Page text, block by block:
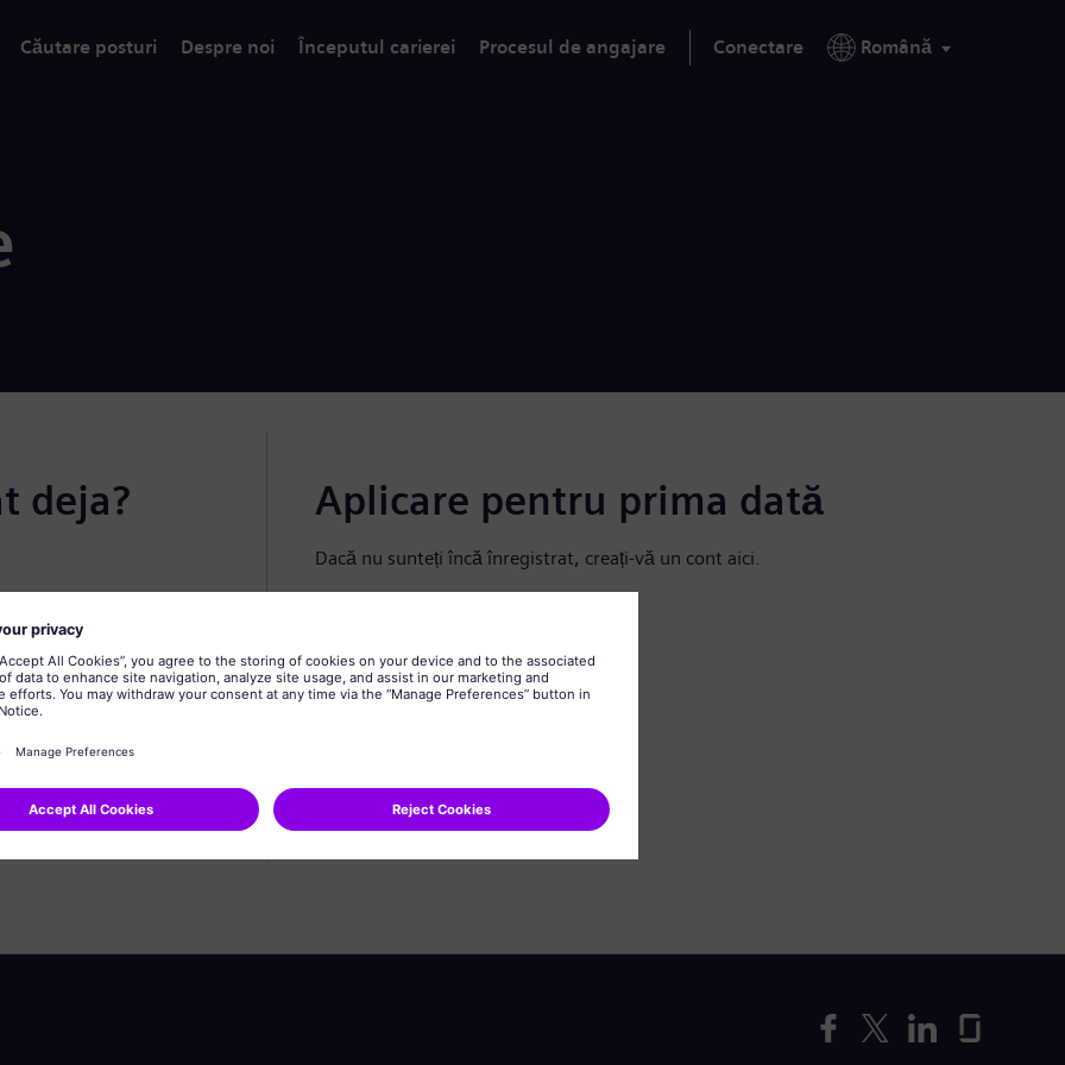
Căutare posturi Despre noi Începutul carierei Procesul de angajare Conectare Română
deja? Aplicare pentru prima dată
Dacă nu sunteți încă înregistrat, creați-vă un cont aici.